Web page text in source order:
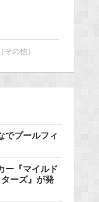
その他）
でプールフィ
ー『マイルド
ーズ』が発